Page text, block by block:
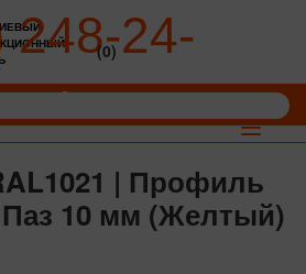
248-24-
(0)
Toggle
| Профиль
Паз 10 мм (Желтый)